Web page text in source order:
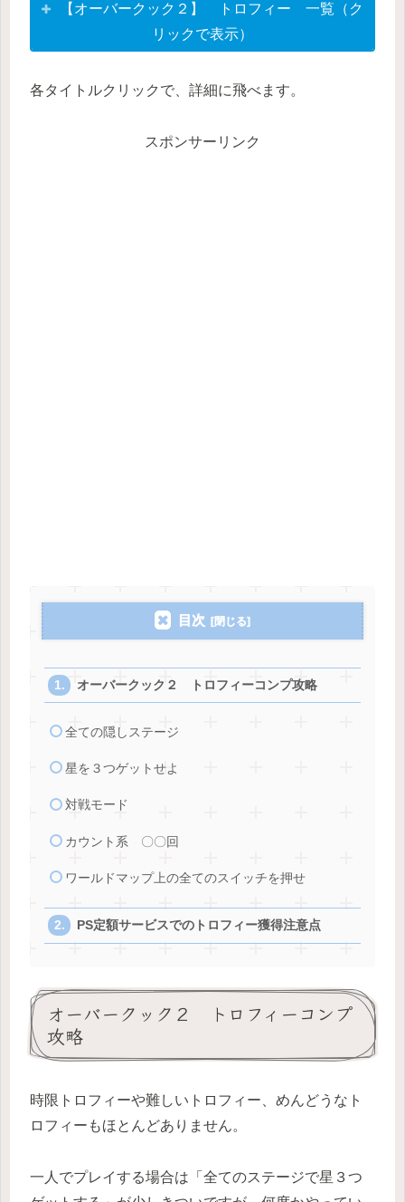
【オーバークック２】 トロフィー 一覧（ク
リックで表示）
各タイトルクリックで、詳細に飛べます。
スポンサーリンク
目次
オーバークック２ トロフィーコンプ攻略
全ての隠しステージ
星を３つゲットせよ
対戦モード
カウント系 〇〇回
ワールドマップ上の全てのスイッチを押せ
PS定額サービスでのトロフィー獲得注意点
オーバークック２ トロフィーコンプ
攻略
時限トロフィーや難しいトロフィー、めんどうなト
ロフィーもほとんどありません。
一人でプレイする場合は「全てのステージで星３つ